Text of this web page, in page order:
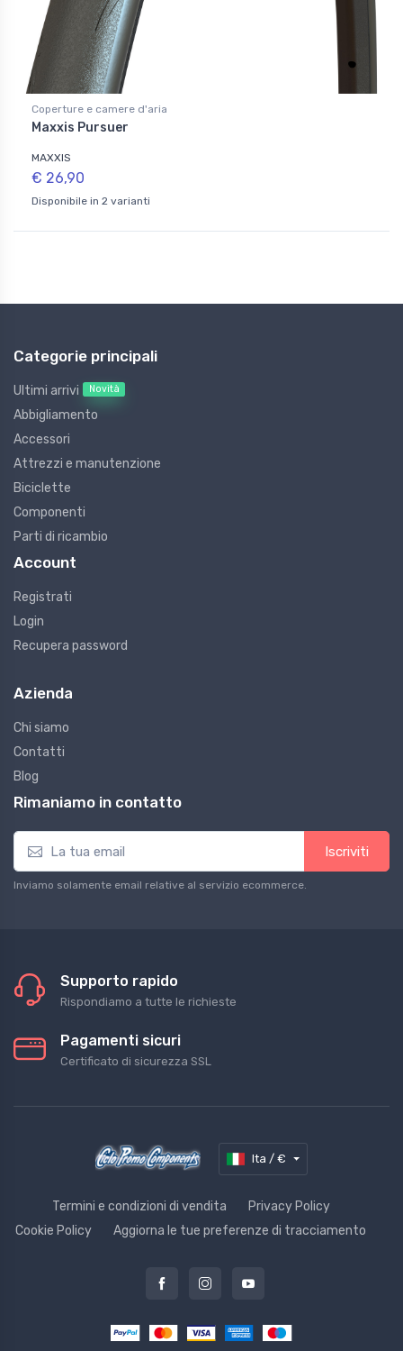
Coperture e camere d'aria
Maxxis Pursuer
MAXXIS
€ 26,90
Disponibile in 2 varianti
Categorie principali
Ultimi arrivi Novità
Abbigliamento
Accessori
Attrezzi e manutenzione
Biciclette
Componenti
Parti di ricambio
Account
Registrati
Login
Recupera password
Azienda
Chi siamo
Contatti
Blog
Rimaniamo in contatto
Iscriviti
Inviamo solamente email relative al servizio ecommerce.
Supporto rapido
Rispondiamo a tutte le richieste
Pagamenti sicuri
Certificato di sicurezza SSL
Ita / €
Termini e condizioni di vendita
Privacy Policy
Cookie Policy
Aggiorna le tue preferenze di tracciamento